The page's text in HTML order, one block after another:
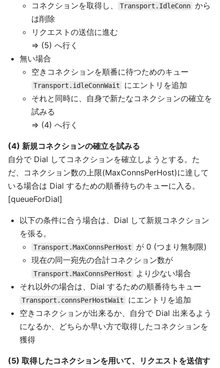
コネクションを取得し、
Transport.IdleConn から
は削除
リクエストの送信に進む
⇒ (5) へ行く
無い場合
空きコネクションを順番に待つためのキュー
Transport.idleConnWait
にエントリを追加
それと同時に、自身で新たなコネクションの確立を
試みる
⇒ (4) へ行く
(4) 新規コネクションの確立を試みる
自分で Dial してコネクションを確立しようとする。た
だ、コネクション数の上限(MaxConnsPerHost)に達して
いる場合は Dial するための順番待ちのキューに入る。
[queueForDial]
以下の条件に合う場合は、Dial して新規コネクション
を張る。
Transport.MaxConnsPerHost
が 0 (つまり無制限)
現在の同一宛先の合計コネクション数が
Transport.MaxConnsPerHost
より少ない場合
それ以外の場合は、Dial するための順番待ちキュー
Transport.connsPerHostWait
にエントリを追加
空きコネクションが出来るか、自分で Dial 出来るよう
になるか、どちらか早い方で取得したコネクションを
獲得
(5) 取得したコネクションを用いて、リクエストを送信す